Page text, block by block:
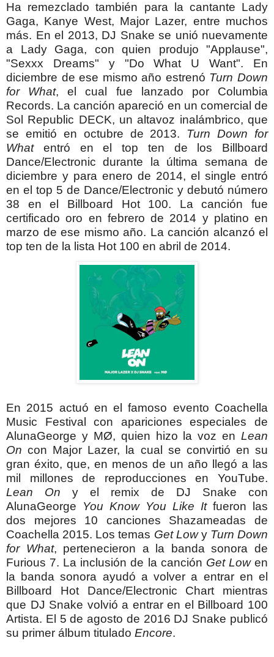
Ha remezclado también para la cantante Lady
Gaga, Kanye West, Major Lazer, entre muchos
más. En el 2013, DJ Snake se unió nuevamente
a Lady Gaga, con quien produjo "Applause",
"Sexxx Dreams" y "Do What U Want". En
diciembre de ese mismo año estrenó Turn Down
for What, el cual fue lanzado por Columbia
Records. La canción apareció en un comercial de
Sol Republic DECK, un altavoz inalámbrico, que
se emitió en octubre de 2013. Turn Down for
What entró en el top ten de los Billboard
Dance/Electronic durante la última semana de
diciembre y para enero de 2014, el single entró
en el top 5 de Dance/Electronic y debutó número
38 en el Billboard Hot 100. La canción fue
certificado oro en febrero de 2014 y platino en
marzo de ese mismo año. La canción alcanzó el
top ten de la lista Hot 100 en abril de 2014.
En 2015 actuó en el famoso evento Coachella
Music Festival con apariciones especiales de
AlunaGeorge y MØ, quien hizo la voz en Lean
On con Major Lazer, la cual se convirtió en su
gran éxito, que, en menos de un año llegó a las
mil millones de reproducciones en YouTube.
Lean On y el remix de DJ Snake con
AlunaGeorge You Know You Like Itfueron las
dos mejores 10 canciones Shazameadas de
Coachella 2015. Los temas Get Lowy Turn Down
for What, pertenecieron a la banda sonora de
Furious 7. La inclusión de la canción Get Lowen
la banda sonora ayudó a volver a entrar en el
Billboard Hot Dance/Electronic Chart mientras
que DJ Snake volvió a entrar en el Billboard 100
Artista. El 5 de agosto de 2016 DJ Snake publicó
su primer álbum titulado Encore.